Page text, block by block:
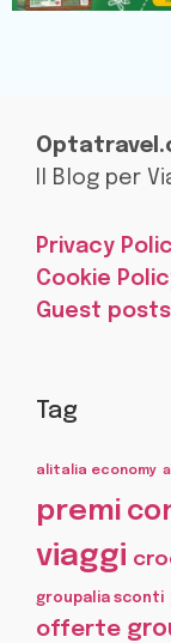
Il Blog per
Privacy
Cookie
Guest posts
Tag
alitalia economy
premi
viaggi
groupalia sconti
offerte